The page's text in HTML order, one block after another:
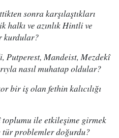
sonra karşılaştıkları
halkı ve azınlık Hintli ve
kurdular?
Putperest, Mandeist, Mezdekî
nasıl muhatap oldular?
bir iş olan fethin kalıcılığı
toplumu ile etkileşime girmek
tür problemler doğurdu?